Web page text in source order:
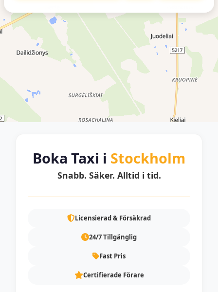
Boka Taxi i Stockholm
Snabb. Säker. Alltid i tid.
Licensierad & Försäkrad
24/7 Tillgänglig
Fast Pris
Certifierade Förare